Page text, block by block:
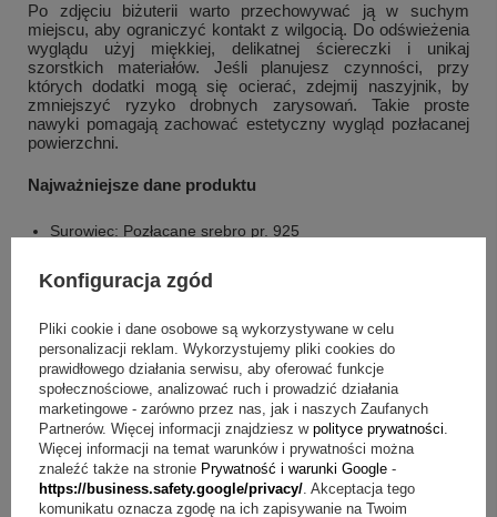
Po zdjęciu biżuterii warto przechowywać ją w suchym
miejscu, aby ograniczyć kontakt z wilgocią. Do odświeżenia
wyglądu użyj miękkiej, delikatnej ściereczki i unikaj
szorstkich materiałów. Jeśli planujesz czynności, przy
których dodatki mogą się ocierać, zdejmij naszyjnik, by
zmniejszyć ryzyko drobnych zarysowań. Takie proste
nawyki pomagają zachować estetyczny wygląd pozłacanej
powierzchni.
Najważniejsze dane produktu
Surowiec: Pozłacane srebro pr. 925
Połysk: Wysoki połysk
Wymiary serduszka: ~ 6 x 8 mm
Wymiary blaszki: ~ 4 x 15 mm
Masa: 1,85 g
Co otrzymujesz w zestawie?
pozłacane srebro p. 925 naszyjnik
Konfiguracja zgód
Pliki cookie i dane osobowe są wykorzystywane w celu
personalizacji reklam. Wykorzystujemy pliki cookies do
prawidłowego działania serwisu, aby oferować funkcje
społecznościowe, analizować ruch i prowadzić działania
marketingowe - zarówno przez nas, jak i naszych Zaufanych
Partnerów. Więcej informacji znajdziesz w polityce prywatności
Więcej informacji na temat warunków i prywatności można
znaleźć także na stronie Prywatność i warunki Google -
https://business.safety.google/privacy/ . Akceptacja tego
komunikatu oznacza zgodę na ich zapisywanie na Twoim